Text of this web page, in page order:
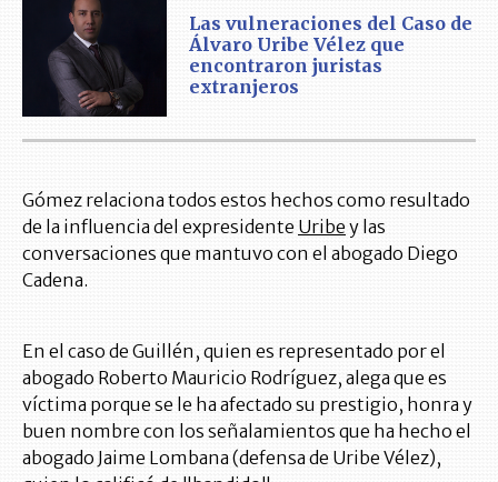
Las vulneraciones del Caso de
Álvaro Uribe Vélez que
encontraron juristas
extranjeros
Gómez relaciona todos estos hechos como resultado
de la influencia del expresidente Uribe y las
conversaciones que mantuvo con el abogado Diego
Cadena.
En el caso de Guillén, quien es representado por el
abogado Roberto Mauricio Rodríguez, alega que es
víctima porque se le ha afectado su prestigio, honra y
buen nombre con los señalamientos que ha hecho el
abogado Jaime Lombana (defensa de Uribe Vélez),